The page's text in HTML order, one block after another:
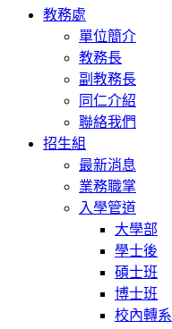
Toggle
navigation
教務處
單位簡介
教務長
副教務長
同仁介紹
聯絡我們
招生組
最新消息
業務職掌
入學管道
大學部
學士後
碩士班
博士班
校內轉系